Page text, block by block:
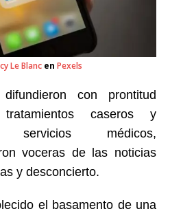
Le Blancen Pexels
con prontitud
caseros y
médicos,
voceras de las noticias
y desconcierto.
el basamento de una